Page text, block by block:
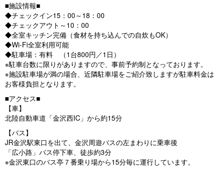
■施設情報■
◆チェックイン15：00～18：00
◆チェックアウト～10：00
◆全室キッチン完備（食材を持ち込んでの自炊もOK）
◆Wi-Fi全室利用可能
◆駐車場：有料 （1台800円／1日）
※駐車台数に限りがありますので、事前予約制となっております。
※施設駐車場が満の場合、近隣駐車場をご紹介致しますが駐車料金は
お客様負担となります。
■アクセス■
【車】
北陸自動車道「金沢西IC」から約15分
【バス】
JR金沢駅東口を出て、金沢周遊バスの左まわりに乗車後
「広小路」バス停下車、徒歩約3分
※金沢東口のバス亭７番乗り場から15分毎に運行しています。